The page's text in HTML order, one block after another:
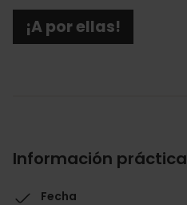
¡A por ellas!
Información práctica
Fecha